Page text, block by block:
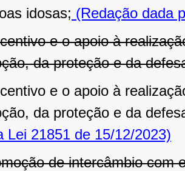
idosas; (Redação dada
e o apoio à
da proteção e da
e o apoio à
da proteção e da
Lei 21851 de 15/12/2023)
de intercâmbio com